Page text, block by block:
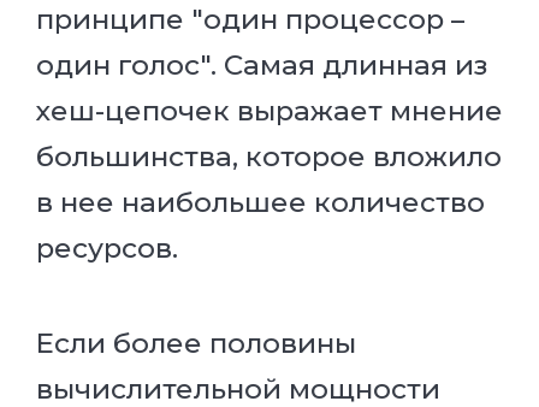
принципе "один процессор –
один голос". Самая длинная из
хеш-цепочек выражает мнение
большинства, которое вложило
в нее наибольшее количество
ресурсов.
Если более половины
вычислительной мощности